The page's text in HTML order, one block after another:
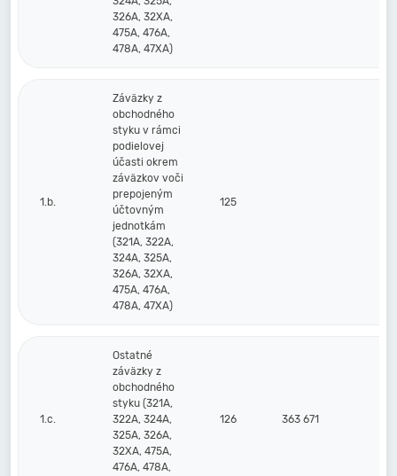
326A, 32XA,
475A, 476A,
478A, 47XA)
1.b.
Záväzky z
obchodného
styku v rámci
podielovej
účasti okrem
záväzkov voči
prepojeným
účtovným
jednotkám
(321A, 322A,
324A, 325A,
326A, 32XA,
475A, 476A,
478A, 47XA)
125
1.c.
Ostatné
záväzky z
obchodného
styku (321A,
322A, 324A,
325A, 326A,
32XA, 475A,
476A, 478A,
126 363 671